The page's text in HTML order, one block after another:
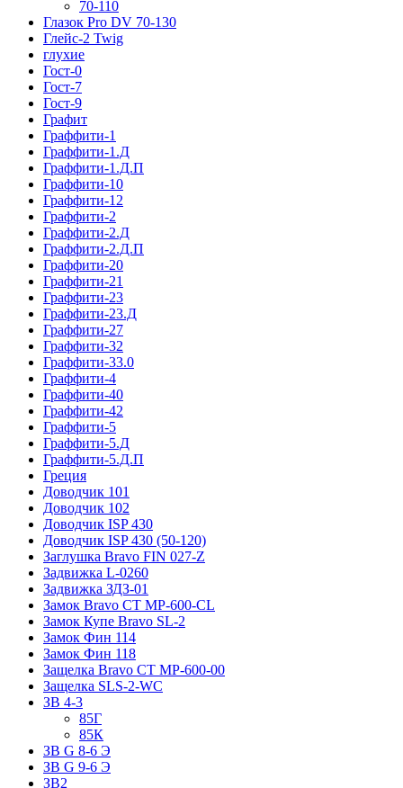
70-110
Глазок Pro DV 70-130
Глейс-2 Twig
глухие
Гост-0
Гост-7
Гост-9
Графит
Граффити-1
Граффити-1.Д
Граффити-1.Д.П
Граффити-10
Граффити-12
Граффити-2
Граффити-2.Д
Граффити-2.Д.П
Граффити-20
Граффити-21
Граффити-23
Граффити-23.Д
Граффити-27
Граффити-32
Граффити-33.0
Граффити-4
Граффити-40
Граффити-42
Граффити-5
Граффити-5.Д
Граффити-5.Д.П
Греция
Доводчик 101
Доводчик 102
Доводчик ISP 430
Доводчик ISP 430 (50-120)
Заглушка Bravo FIN 027-Z
Задвижка L-0260
Задвижка ЗДЗ-01
Замок Bravo СТ MP-600-CL
Замок Купе Bravo SL-2
Замок Фин 114
Замок Фин 118
Защелка Bravo СТ MP-600-00
Защелка SLS-2-WC
ЗВ 4-3
85Г
85К
ЗВ G 8-6 Э
ЗВ G 9-6 Э
ЗВ2